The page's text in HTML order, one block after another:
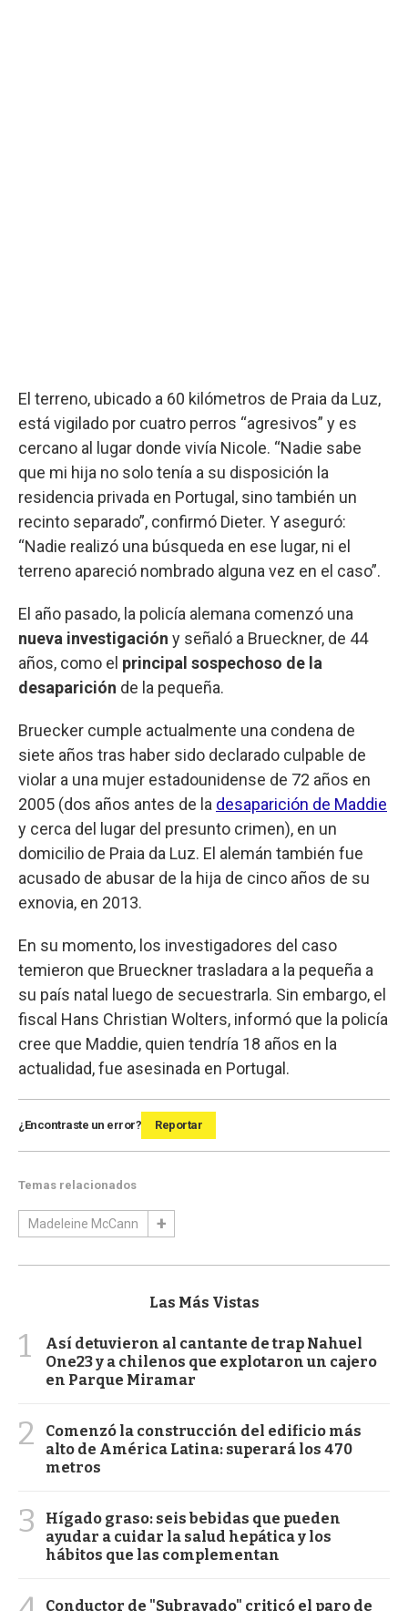
El terreno, ubicado a 60 kilómetros de Praia da Luz,
está vigilado por cuatro perros “agresivos” y es
cercano al lugar donde vivía Nicole. “Nadie sabe
que mi hija no solo tenía a su disposición la
residencia privada en Portugal, sino también un
recinto separado”, confirmó Dieter. Y aseguró:
“Nadie realizó una búsqueda en ese lugar, ni el
terreno apareció nombrado alguna vez en el caso”.
El año pasado, la policía alemana comenzó una
nueva investigación y señaló a Brueckner, de 44
años, como el principal sospechoso de la
desaparición de la pequeña.
Bruecker cumple actualmente una condena de
siete años tras haber sido declarado culpable de
violar a una mujer estadounidense de 72 años en
2005 (dos años antes de la desaparición de Maddie
y cerca del lugar del presunto crimen), en un
domicilio de Praia da Luz. El alemán también fue
acusado de abusar de la hija de cinco años de su
exnovia, en 2013.
En su momento, los investigadores del caso
temieron que Brueckner trasladara a la pequeña a
su país natal luego de secuestrarla. Sin embargo, el
fiscal Hans Christian Wolters, informó que la policía
cree que Maddie, quien tendría 18 años en la
actualidad, fue asesinada en Portugal.
¿Encontraste un error? Reportar
Temas relacionados
Madeleine McCann
Las Más Vistas
1
Así detuvieron al cantante de trap Nahuel
One23 y a chilenos que explotaron un cajero
en Parque Miramar
2
Comenzó la construcción del edificio más
alto de América Latina: superará los 470
metros
3
Hígado graso: seis bebidas que pueden
ayudar a cuidar la salud hepática y los
hábitos que las complementan
Conductor de "Subrayado" criticó el paro de